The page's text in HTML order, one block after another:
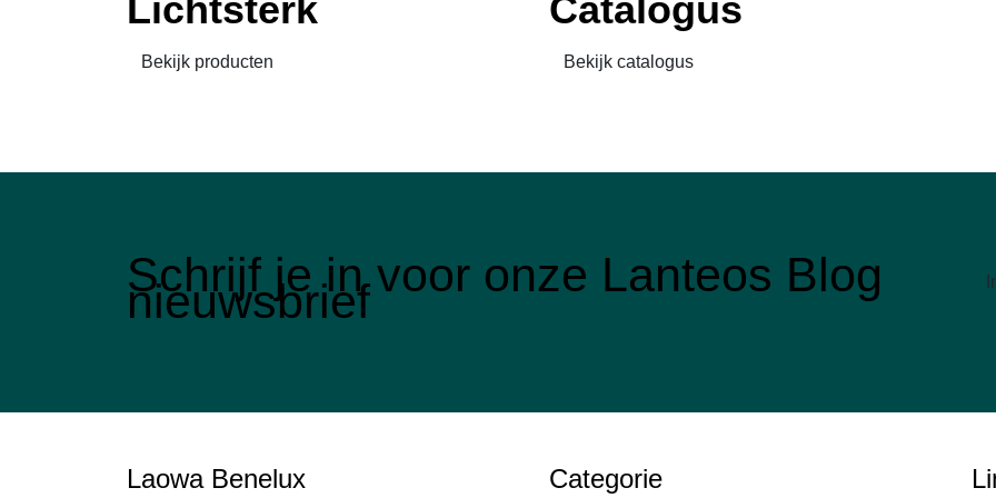
Lichtsterk
Bekijk producten
Catalogus
Bekijk catalogus
Schrijf je in voor onze Lanteos Blog
nieuwsbrief
Laowa Benelux Categorie